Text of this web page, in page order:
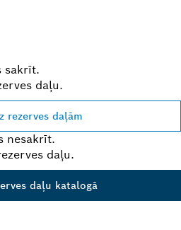
sakrīt.
daļu.
rezerves daļām
nesakrīt.
daļu.
daļu katalogā